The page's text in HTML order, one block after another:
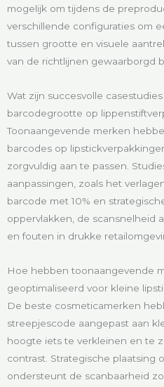
mogelijk om tijdens de
verschillende configuraties om
tussen grootte en visuele
van de richtlijnen gewaarborgd
Wat zijn succesvolle
barcodegrootte op
Toonaangevende merken
barcodes op
zorgvuldig aan te passen.
aanpassingen, zoals het
barcode met 10% en
oppervlakken, de scansnelheid
en fouten in drukke
Hoe hebben toonaangevende
geoptimaliseerd voor kleine
De beste cosmeticamerken
streepjescode aangepast aan
hoogte iets te verkleinen en te
contrast. Strategische plaatsing
ondersteunt de scanbaarheid